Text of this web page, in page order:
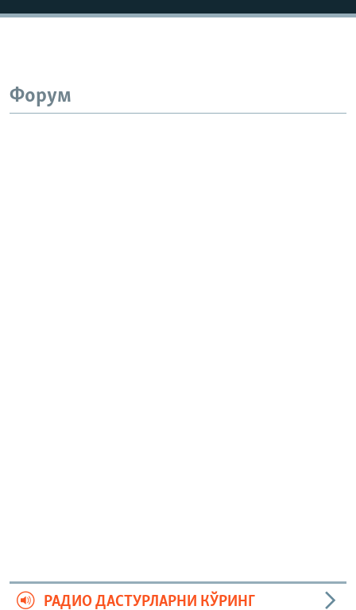
Форум
РАДИО ДАСТУРЛАРНИ КЎРИНГ